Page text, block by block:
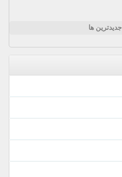
جدیدترین ها